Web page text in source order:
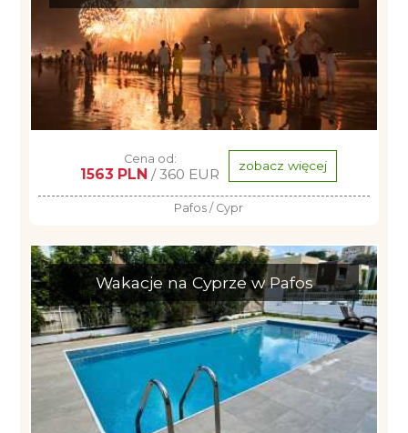
Cena od:
1563 PLN / 360 EUR zobacz więcej
Pafos / Cypr
Wakacje na Cyprze w Pafos